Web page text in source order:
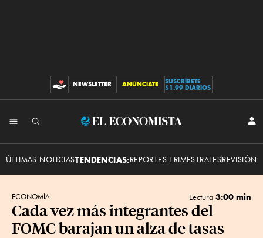
CONTRIBUCIONES
NEWSLETTER ANÚNCIATE
SUSCRÍBETE
$1.99 DIARIOS
El
ÚLTIMAS NOTICIASTENDENCIAS:REPORTES TRIMESTRALESREVISIÓN
ECONOMÍA Lectura 3:00 min
Cada vez más integrantes del
FOMC barajan un alza de tasas